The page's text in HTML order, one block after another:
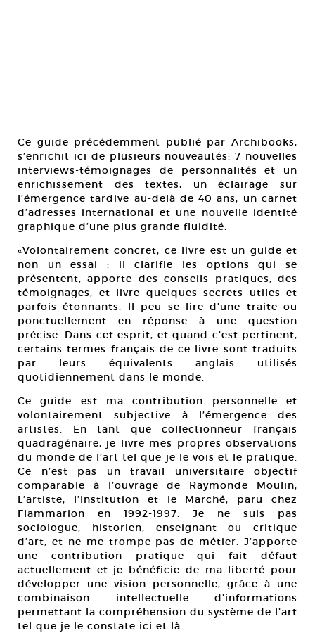
Ce guide précédemment publié par Archibooks,
s’enrichit ici de plusieurs nouveautés: 7 nouvelles
interviews-témoignages de personnalités et un
enrichissement des textes, un éclairage sur
l’émergence tardive au-delà de 40 ans, un carnet
d’adresses international et une nouvelle identité
graphique d’une plus grande fluidité.
«Volontairement concret, ce livre est un guide et
non un essai : il clarifie les options qui se
présentent, apporte des conseils pratiques, des
témoignages, et livre quelques secrets utiles et
parfois étonnants. Il peu se lire d’une traite ou
ponctuellement en réponse à une question
précise. Dans cet esprit, et quand c’est pertinent,
certains termes français de ce livre sont traduits
par leurs équivalents anglais utilisés
quotidiennement dans le monde.
Ce guide est ma contribution personnelle et
volontairement subjective à l’émergence des
artistes. En tant que collectionneur français
quadragénaire, je livre mes propres observations
du monde de l’art tel que je le vois et le pratique.
Ce n’est pas un travail universitaire objectif
comparable à l’ouvrage de Raymonde Moulin,
L’artiste, l’Institution et le Marché, paru chez
Flammarion en 1992-1997. Je ne suis pas
sociologue, historien, enseignant ou critique
d’art, et ne me trompe pas de métier. J’apporte
une contribution pratique qui fait défaut
actuellement et je bénéficie de ma liberté pour
développer une vision personnelle, grâce à une
combinaison intellectuelle d’informations
permettant la compréhension du système de l’art
tel que je le constate ici et là.